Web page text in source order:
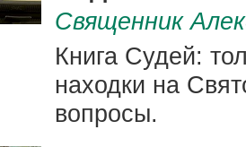
Священник
Книга Судей:
находки на
вопросы.